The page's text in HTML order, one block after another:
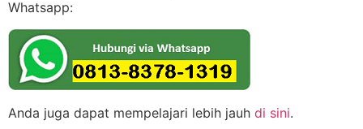
Whatsapp:
Anda juga dapat mempelajari lebih jauh di sini.